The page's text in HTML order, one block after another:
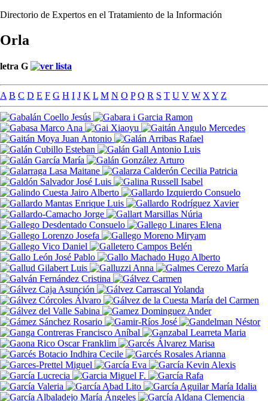
Directorio de Expertos en el Tratamiento de la Información
Orla
letra G
A B C D E F G H I J K L M N O P Q R S T U V W XY Z